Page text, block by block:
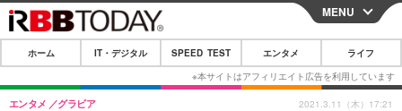
CLOSE
ホーム
IT・デジタル
MENU
ホーム IT・デジタル SPEED TEST エンタメ ライフ
エンタメ グラビア 2021.3.11（木）17:21